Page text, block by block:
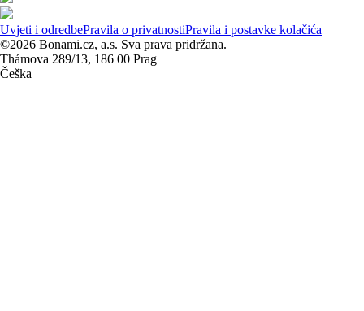
Uvjeti i odredbePravila o privatnostiPravila i postavke kolačića
©2026 Bonami.cz, a.s. Sva prava pridržana.
Thámova 289/13, 186 00 Prag
Češka